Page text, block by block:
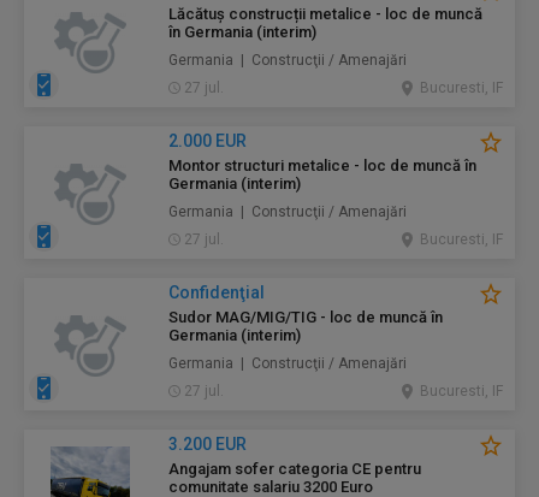
Lăcătuș construcții metalice - loc de muncă
în Germania (interim)
Germania | Construcţii / Amenajări
27 jul.
Bucuresti, IF
2.000 EUR
Montor structuri metalice - loc de muncă în
Germania (interim)
Germania | Construcţii / Amenajări
27 jul.
Bucuresti, IF
Confidenţial
Sudor MAG/MIG/TIG - loc de muncă în
Germania (interim)
Germania | Construcţii / Amenajări
27 jul.
Bucuresti, IF
3.200 EUR
Angajam sofer categoria CE pentru
comunitate salariu 3200 Euro